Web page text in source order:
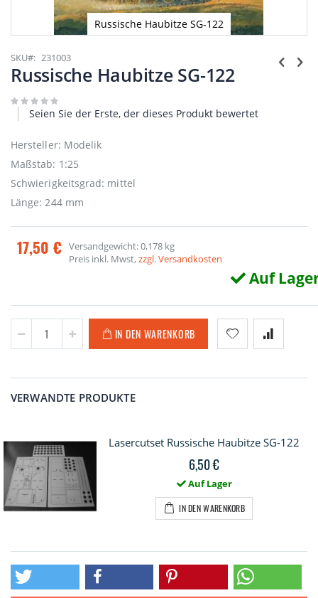
Russische Haubitze SG-122
Anfang
der
Bildgalerie
SKU 231003
Russische Haubitze SG-122
Seien Sie der Erste, der dieses Produkt bewertet
Hersteller: Modelik
Maßstab: 1:25
Schwierigkeitsgrad: mittel
Länge: 244 mm
17,50 € Versandgewicht: 0,178 kg
Preis inkl. Mwst,zzgl. Versandkosten
Auf
IN DEN WARENKORB
VERWANDTE PRODUKTE
Lasercutset Russische Haubitze SG-122
6,50 €
Auf Lager
IN DEN WARENKORB